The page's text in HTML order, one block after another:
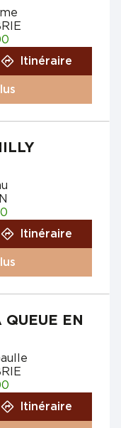
Itinéraire
Itinéraire
EN
Itinéraire